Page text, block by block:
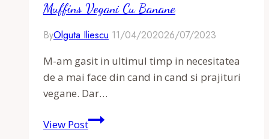
Muffins Vegani Cu Banane
ByOlguta Iliescu 11/04/202026/07/2023
M-am gasit in ultimul timp in necesitatea
de a mai face din cand in cand si prajituri
vegane. Dar…
View PostMuffins